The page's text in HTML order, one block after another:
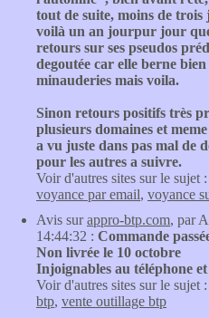
tout de suite, moins de
voilà un an jourpur jour
retours sur ses pseudos
degoutée car elle berne bien
minauderies mais voila.
Sinon retours positifs très
plusieurs domaines et
a vu juste dans pas mal de
pour les autres a suivre.
Voir d'autres sites sur le sujet :
voyance par email, voyance
Avis surappro-btp.com, par
14:44:32 : Commande
Non livrée le 10 octobre
Injoignables au téléphone
Voir d'autres sites sur le sujet :
btp, vente outillage btp